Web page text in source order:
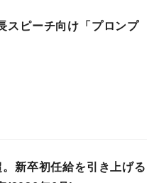
スピーチ向け「プロンプ
新卒初任給を引き上げる